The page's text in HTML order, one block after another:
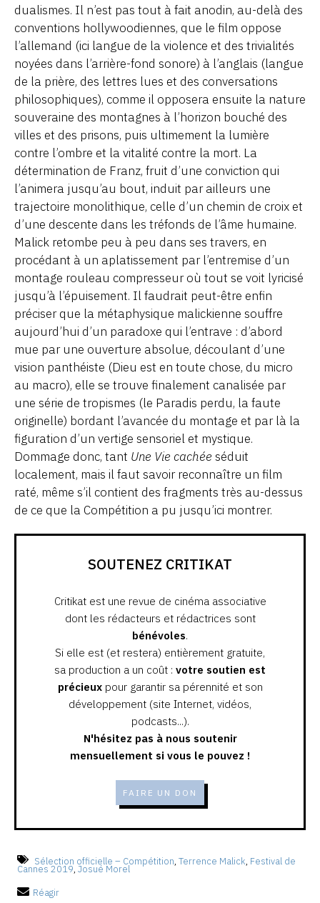
dualismes. Il n’est pas tout à fait anodin, au-delà des
conventions hollywoodiennes, que le film oppose
l’allemand (ici langue de la violence et des trivialités
noyées dans l’arrière-fond sonore) à l’anglais (langue
de la prière, des lettres lues et des conversations
philosophiques), comme il opposera ensuite la nature
souveraine des montagnes à l’horizon bouché des
villes et des prisons, puis ultimement la lumière
contre l’ombre et la vitalité contre la mort. La
détermination de Franz, fruit d’une conviction qui
l’animera jusqu’au bout, induit par ailleurs une
trajectoire monolithique, celle d’un chemin de croix et
d’une descente dans les tréfonds de l’âme humaine.
Malick retombe peu à peu dans ses travers, en
procédant à un aplatissement par l’entremise d’un
montage rouleau compresseur où tout se voit lyricisé
jusqu’à l’épuisement. Il faudrait peut-être enfin
préciser que la métaphysique malickienne souffre
aujourd’hui d’un paradoxe qui l’entrave : d’abord
mue par une ouverture absolue, découlant d’une
vision panthéiste (Dieu est en toute chose, du micro
au macro), elle se trouve finalement canalisée par
une série de tropismes (le Paradis perdu, la faute
originelle) bordant l’avancée du montage et par là la
figuration d’un vertige sensoriel et mystique.
Dommage donc, tant Une Vie cachée séduit
localement, mais il faut savoir reconnaître un film
raté, même s’il contient des fragments très au-dessus
de ce que la Compétition a pu jusqu’ici montrer.
SOUTENEZ CRITIKAT
Critikat est une revue de cinéma associative
dont les rédacteurs et rédactrices sont
bénévoles.
Si elle est (et restera) entièrement gratuite,
sa production a un coût : votre soutien est
précieuxpour garantir sa pérennité et son
développement (site Internet, vidéos,
podcasts...).
N'hésitez pas à nous soutenir
mensuellement si vous le pouvez !
FAIRE UN DON
Sélection officielle – Compétition, Terrence Malick, Festival de
Cannes 2019, Josué Morel
Réagir